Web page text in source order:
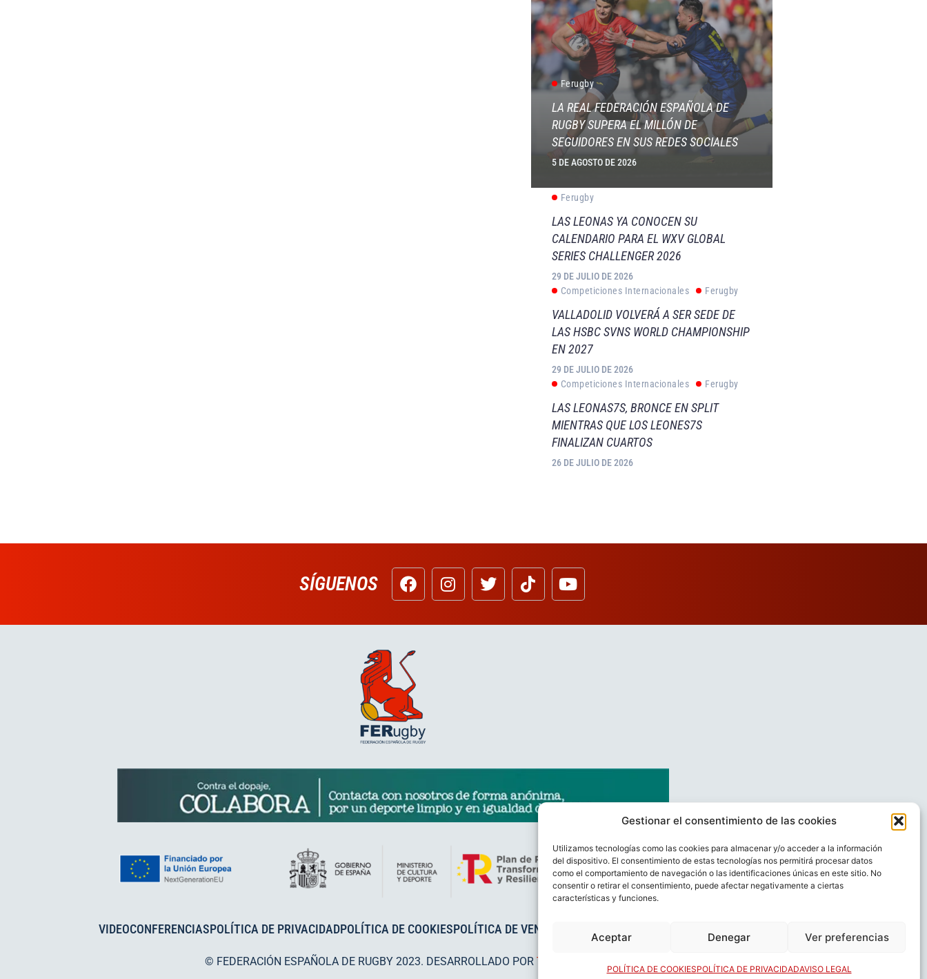
Gestionar el consentimiento de las cookies
Utilizamos tecnologías como las cookies para almacenar y/o acceder a la información
del dispositivo. El consentimiento de estas tecnologías nos permitirá procesar datos
como el comportamiento de navegación o las identificaciones únicas en este sitio. No
consentir o retirar el consentimiento, puede afectar negativamente a ciertas
características y funciones.
Aceptar Denegar Ver preferencias
POLÍTICA DE COOKIESPOLÍTICA DE PRIVACIDADAVISO LEGAL
Ferugby
LA REAL FEDERACIÓN ESPAÑOLA DE
RUGBY SUPERA EL MILLÓN DE
SEGUIDORES EN SUS REDES SOCIALES
5 DE AGOSTO DE 2026
Ferugby
LAS LEONAS YA CONOCEN SU
CALENDARIO PARA EL WXV GLOBAL
SERIES CHALLENGER 2026
29 DE JULIO DE 2026
Competiciones Internacionales
Ferugby
VALLADOLID VOLVERÁ A SER SEDE DE
LAS HSBC SVNS WORLD CHAMPIONSHIP
EN 2027
29 DE JULIO DE 2026
Competiciones Internacionales
Ferugby
LAS LEONAS7S, BRONCE EN SPLIT
MIENTRAS QUE LOS LEONES7S
FINALIZAN CUARTOS
26 DE JULIO DE 2026
SÍGUENOS
VIDEOCONFERENCIASPOLÍTICA DE PRIVACIDADPOLÍTICA DE COOKIESPOLÍTICA DE VENTAS
© FEDERACIÓN ESPAÑOLA DE RUGBY 2023. DESARROLLADO POR TOOOLS